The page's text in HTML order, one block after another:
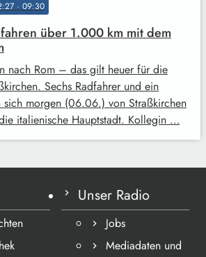
· 09:30
über 1.000 km mit dem
nach Rom – das gilt heuer für die
Sechs Radfahrer und ein
sich morgen (06.06.) von Straßkirchen
italienische Hauptstadt. Kollegin …
Unser Radio
Jobs
Mediadaten und